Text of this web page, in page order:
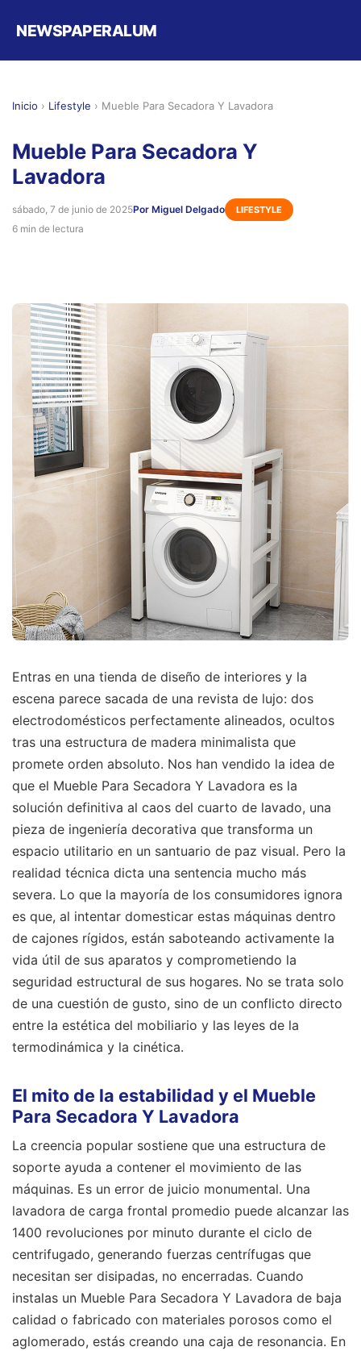
NEWSPAPERALUM
Inicio › Lifestyle › Mueble Para Secadora Y Lavadora
Mueble Para Secadora Y
Lavadora
sábado, 7 de junio de 2025Por Miguel Delgado LIFESTYLE
6 min de lectura
Entras en una tienda de diseño de interiores y la
escena parece sacada de una revista de lujo: dos
electrodomésticos perfectamente alineados, ocultos
tras una estructura de madera minimalista que
promete orden absoluto. Nos han vendido la idea de
que el Mueble Para Secadora Y Lavadora es la
solución definitiva al caos del cuarto de lavado, una
pieza de ingeniería decorativa que transforma un
espacio utilitario en un santuario de paz visual. Pero la
realidad técnica dicta una sentencia mucho más
severa. Lo que la mayoría de los consumidores ignora
es que, al intentar domesticar estas máquinas dentro
de cajones rígidos, están saboteando activamente la
vida útil de sus aparatos y comprometiendo la
seguridad estructural de sus hogares. No se trata solo
de una cuestión de gusto, sino de un conflicto directo
entre la estética del mobiliario y las leyes de la
termodinámica y la cinética.
El mito de la estabilidad y el Mueble
Para Secadora Y Lavadora
La creencia popular sostiene que una estructura de
soporte ayuda a contener el movimiento de las
máquinas. Es un error de juicio monumental. Una
lavadora de carga frontal promedio puede alcanzar las
1400 revoluciones por minuto durante el ciclo de
centrifugado, generando fuerzas centrífugas que
necesitan ser disipadas, no encerradas. Cuando
instalas un Mueble Para Secadora Y Lavadora de baja
calidad o fabricado con materiales porosos como el
aglomerado, estás creando una caja de resonancia. En